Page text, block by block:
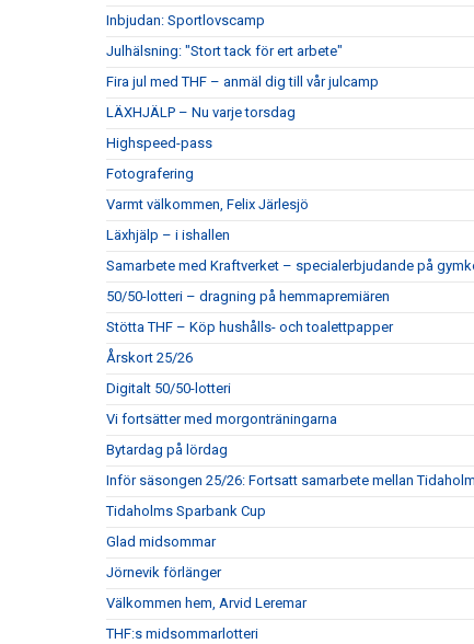
Inbjudan: Sportlovscamp
Julhälsning: "Stort tack för ert arbete"
Fira jul med THF – anmäl dig till vår julcamp
LÄXHJÄLP – Nu varje torsdag
Highspeed-pass
Fotografering
Varmt välkommen, Felix Järlesjö
Läxhjälp – i ishallen
Samarbete med Kraftverket – specialerbjudande på
50/50-lotteri – dragning på hemmapremiären
Stötta THF – Köp hushålls- och toalettpapper
Årskort 25/26
Digitalt 50/50-lotteri
Vi fortsätter med morgonträningarna
Bytardag på lördag
Inför säsongen 25/26: Fortsatt samarbete mellan
Tidaholms Sparbank Cup
Glad midsommar
Jörnevik förlänger
Välkommen hem, Arvid Leremar
THF:s midsommarlotteri